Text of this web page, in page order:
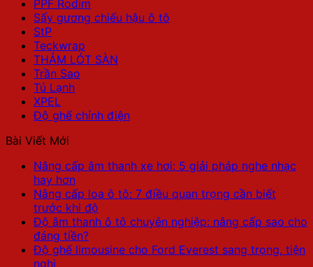
PPF Rodim
Sấy gương chiếu hậu ô tô
StP
Teckwrap
THẢM LÓT SÀN
Trần Sao
Tủ Lạnh
XPEL
Độ ghế chỉnh điện
Bài Viết Mới
Nâng cấp âm thanh xe hơi: 5 giải pháp nghe nhạc
hay hơn
Nâng cấp loa ô tô: 7 điều quan trọng cần biết
trước khi độ
Độ âm thanh ô tô chuyên nghiệp: nâng cấp sao cho
đáng tiền?
Độ ghế limousine cho Ford Everest sang trọng, tiện
nghi